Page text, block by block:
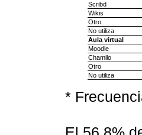
Scribd
Wikis
Otro
No utiliza
Aula virtual
Moodle
Chamilo
Otro
No utiliza
*